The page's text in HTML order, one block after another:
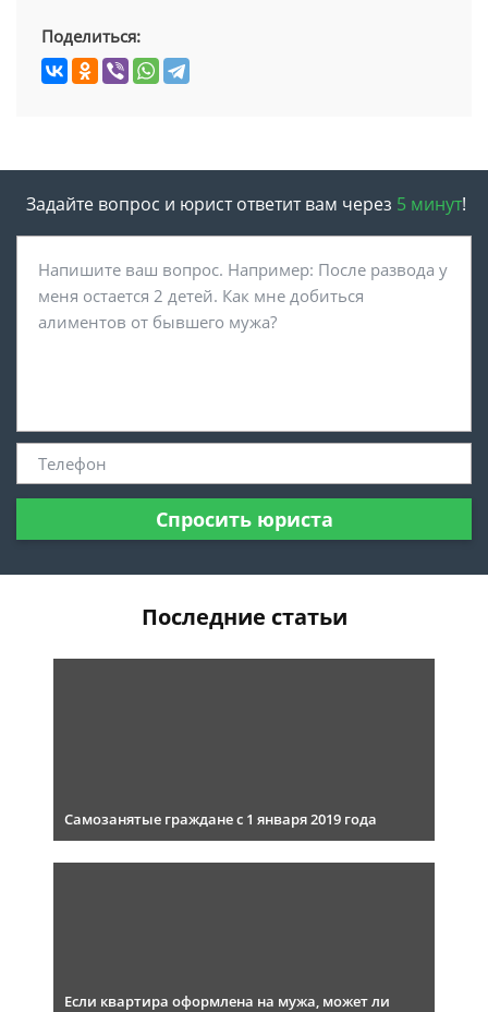
Поделиться:
Задайте вопрос и юрист ответит вам через 5 минут!
Спросить юриста
Последние статьи
Самозанятые граждане с 1 января 2019 года
Если квартира оформлена на мужа, может ли